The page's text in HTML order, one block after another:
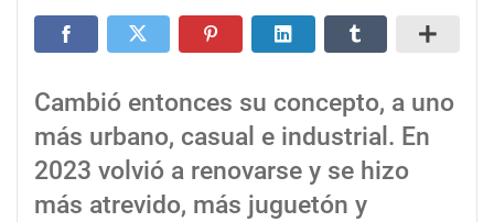
Cambió entonces su concepto, a uno
más urbano, casual e industrial. En
2023 volvió a renovarse y se hizo
más atrevido, más juguetón y